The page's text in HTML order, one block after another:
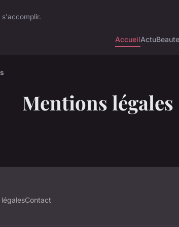
s'accomplir.
AccueilActuBeaute
Mentions légales
Contact